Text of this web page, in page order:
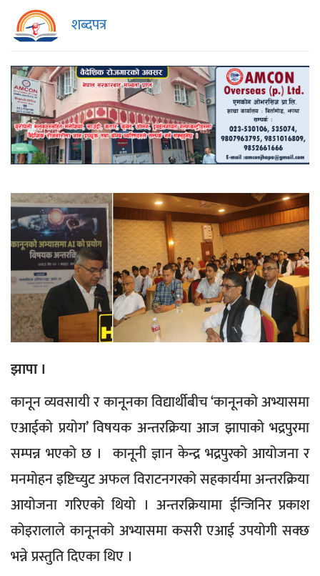
शब्दपत्र
झापा ।
कानून व्यवसायी र कानूनका विद्यार्थीबीच ‘कानूनको अभ्यासमा
एआईको प्रयोग’ विषयक अन्तरक्रिया आज झापाको भद्रपुरमा
सम्पन्न भएको छ । कानूनी ज्ञान केन्द्र भद्रपुरको आयोजना र
मनमोहन इष्टिच्युट अफल विराटनगरको सहकार्यमा अन्तरक्रिया
आयोजना गरिएको थियो । अन्तरक्रियामा ईन्जिनिर प्रकाश
कोइरालाले कानूनको अभ्यासमा कसरी एआई उपयोगी सक्छ
भन्ने प्रस्तुति दिएका थिए ।